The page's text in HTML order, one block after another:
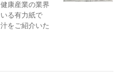
康産業の業界
る有力紙で
をご紹介いた